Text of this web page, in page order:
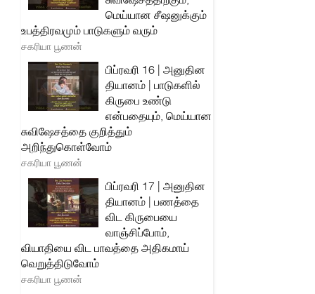
மெய்யான சீஷனுக்கும்
உபத்திரவமும் பாடுகளும் வரும்
சகரியா பூணன்
பிப்ரவரி 16 | அனுதின
தியானம் | பாடுகளில்
கிருபை உண்டு
என்பதையும், மெய்யான
சுவிஷேசத்தை குறித்தும்
அறிந்துகொள்வோம்
சகரியா பூணன்
பிப்ரவரி 17 | அனுதின
தியானம் | பணத்தை
விட கிருபையை
வாஞ்சிப்போம்,
வியாதியை விட பாவத்தை அதிகமாய்
வெறுத்திடுவோம்
சகரியா பூணன்